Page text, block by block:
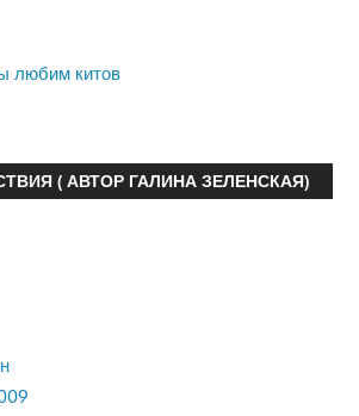
любим китов
( АВТОР ГАЛИНА ЗЕЛЕНСКАЯ)